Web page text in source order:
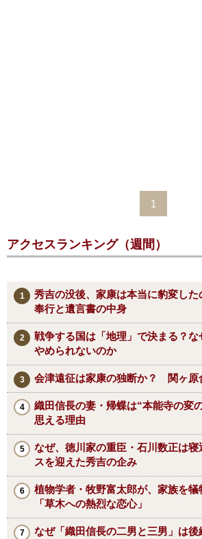
1
アクセスランキング（週間）
秀吉の没後、家康は本当に豹変し
奉行と遺言書の中身
戦争する国は「地理」で決まる？
やめられないのか
会津遠征は家康の独断か？ 関ヶ原
織田信長の妻・帰蝶は“本能寺の変
思える理由
なぜ、徳川家の重臣・石川数正は
スを迎えた秀吉の企み
植物学者・牧野富太郎が、家族を
「草木への熱烈な恋心」
なぜ「織田信長の二男と三男」は